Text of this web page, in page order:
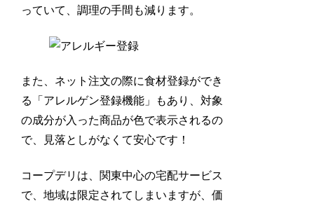
っていて、調理の手間も減ります。
また、ネット注文の際に食材登録ができ
る「アレルゲン登録機能」もあり、対象
の成分が入った商品が色で表示されるの
で、見落としがなくて安心です！
コープデリは、関東中心の宅配サービス
で、地域は限定されてしまいますが、価